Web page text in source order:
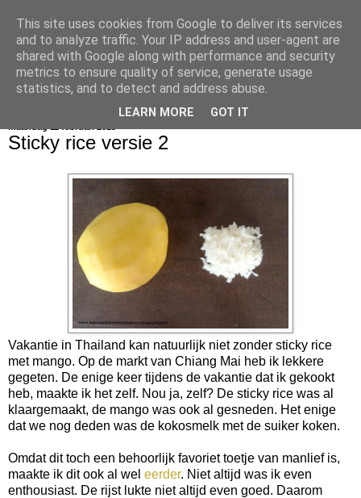
bijna net zo lekker als thuis
Sticky rice versie 2
Vakantie in Thailand kan natuurlijk niet zonder sticky rice
met mango. Op de markt van Chiang Mai heb ik lekkere
gegeten. De enige keer tijdens de vakantie dat ik gekookt
heb, maakte ik het zelf. Nou ja, zelf? De sticky rice was al
klaargemaakt, de mango was ook al gesneden. Het enige
dat we nog deden was de kokosmelk met de suiker koken.
Omdat dit toch een behoorlijk favoriet toetje van manlief is,
maakte ik dit ook al wel eerder. Niet altijd was ik even
enthousiast. De rijst lukte niet altijd even goed. Daarom
This site uses cookies from Google to deliver its services
and to analyze traffic. Your IP address and user-agent are
shared with Google along with performance and security
metrics to ensure quality of service, generate usage
statistics, and to detect and address abuse.
LEARN MORE GOT IT